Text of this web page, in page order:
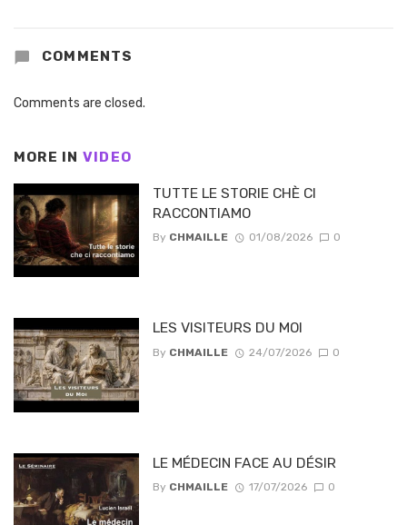
COMMENTS
Comments are closed.
MORE IN VIDEO
TUTTE LE STORIE CHÈ CI
RACCONTIAMO
By CHMAILLE 01/08/2026 0
LES VISITEURS DU MOI
By CHMAILLE 24/07/2026 0
LE MÉDECIN FACE AU DÉSIR
By CHMAILLE 17/07/2026 0